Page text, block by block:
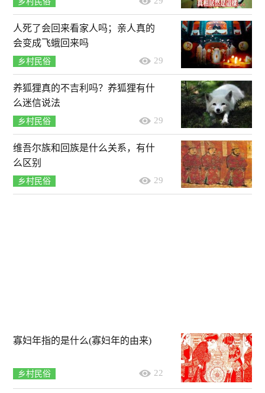
人死了会回来看家人吗；亲人真的
会变成飞蛾回来吗
乡村民俗 29
养狐狸真的不吉利吗？养狐狸有什
么迷信说法
乡村民俗 29
维吾尔族和回族是什么关系，有什
么区别
乡村民俗 29
寡妇年指的是什么(寡妇年的由来)
乡村民俗 22